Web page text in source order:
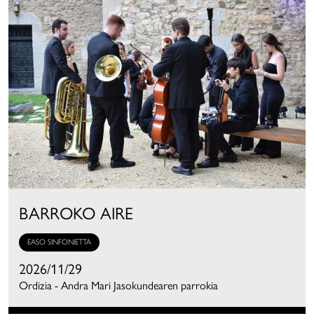
BARROKO AIRE
EASO SINFONIETTA
2026/11/29
Ordizia - Andra Mari Jasokundearen parrokia